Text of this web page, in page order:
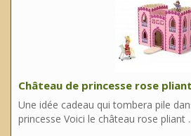
Château de princesse rose
Une idée cadeau qui tombera pile
princesse Voici le château rose pliant ..